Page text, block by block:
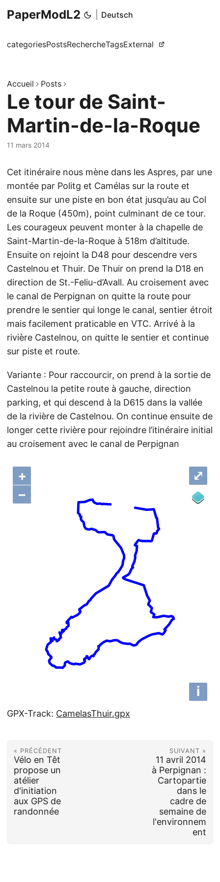
PaperModL2 Deutsch
categoriesPostsRechercheTagsExternal
Accueil Posts
Le tour de Saint-
Martin-de-la-Roque
11 mars 2014
Cet itinéraire nous mène dans les Aspres, par une
montée par Politg et Camélas sur la route et
ensuite sur une piste en bon état jusqu’au au Col
de la Roque (450m), point culminant de ce tour.
Les courageux peuvent monter à la chapelle de
Saint-Martin-de-la-Roque à 518m d’altitude.
Ensuite on rejoint la D48 pour descendre vers
Castelnou et Thuir. De Thuir on prend la D18 en
direction de St.-Feliu-d’Avall. Au croisement avec
le canal de Perpignan on quitte la route pour
prendre le sentier qui longe le canal, sentier étroit
mais facilement praticable en VTC. Arrivé à la
rivière Castelnou, on quitte le sentier et continue
sur piste et route.
Variante : Pour raccourcir, on prend à la sortie de
Castelnou la petite route à gauche, direction
parking, et qui descend à la D615 dans la vallée
de la rivière de Castelnou. On continue ensuite de
longer cette rivière pour rejoindre l’itinéraire initial
au croisement avec le canal de Perpignan
+
–
i
⤢
GPX-Track: CamelasThuir.gpx
« PRÉCÉDENT
Vélo en Têt
propose un
atélier
d'initiation
aux GPS de
randonnée
SUIVANT »
11 avril 2014
à Perpignan :
Cartopartie
dans le
cadre de
semaine de
l'environnem
ent